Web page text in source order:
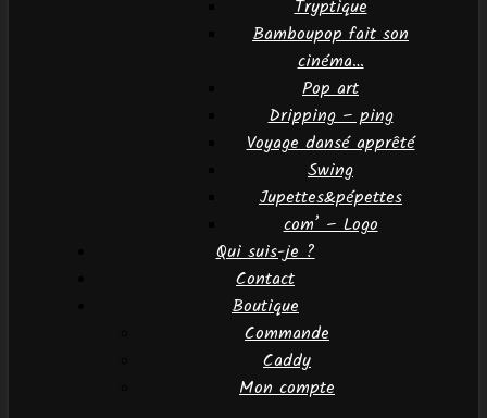
Tryptique
Bamboupop fait son
cinéma…
Pop art
Dripping – ping
Voyage dansé apprêté
Swing
Jupettes&pépettes
com’ – Logo
Qui suis-je ?
Contact
Boutique
Commande
Caddy
Mon compte